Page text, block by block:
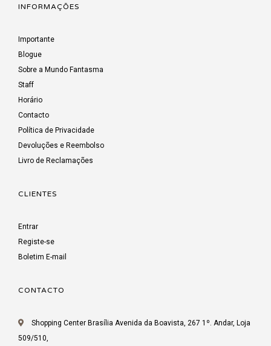
INFORMAÇÕES
Importante
Blogue
Sobre a Mundo Fantasma
Staff
Horário
Contacto
Política de Privacidade
Devoluções e Reembolso
Livro de Reclamações
CLIENTES
Entrar
Registe-se
Boletim E-mail
CONTACTO
Shopping Center Brasília Avenida da Boavista, 267 1º. Andar, Loja
509/510,